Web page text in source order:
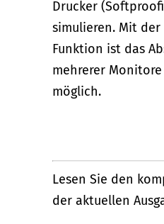
Drucker
simulieren. Mit
Funktion ist das
mehrerer
möglich.
Lesen Sie den
der aktuellen